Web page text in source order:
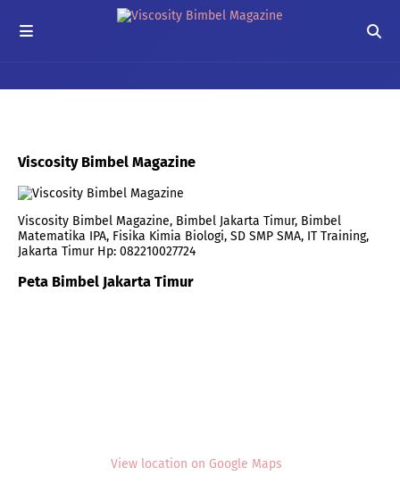
Viscosity Bimbel Magazine
Viscosity Bimbel Magazine, Bimbel Jakarta Timur, Bimbel
Matematika IPA, Fisika Kimia Biologi, SD SMP SMA, IT Training,
Jakarta Timur Hp: 082210027724
Peta Bimbel Jakarta Timur
View location on Google Maps